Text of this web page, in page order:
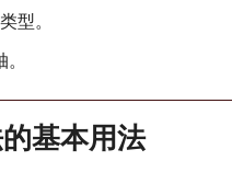
型。
基本用法